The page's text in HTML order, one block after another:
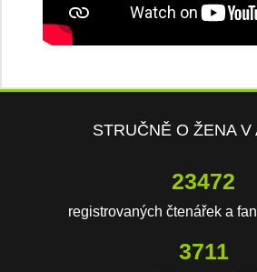
STRUČNĚ O ŽENA V
23472
registrovaných čtenářek a
3711